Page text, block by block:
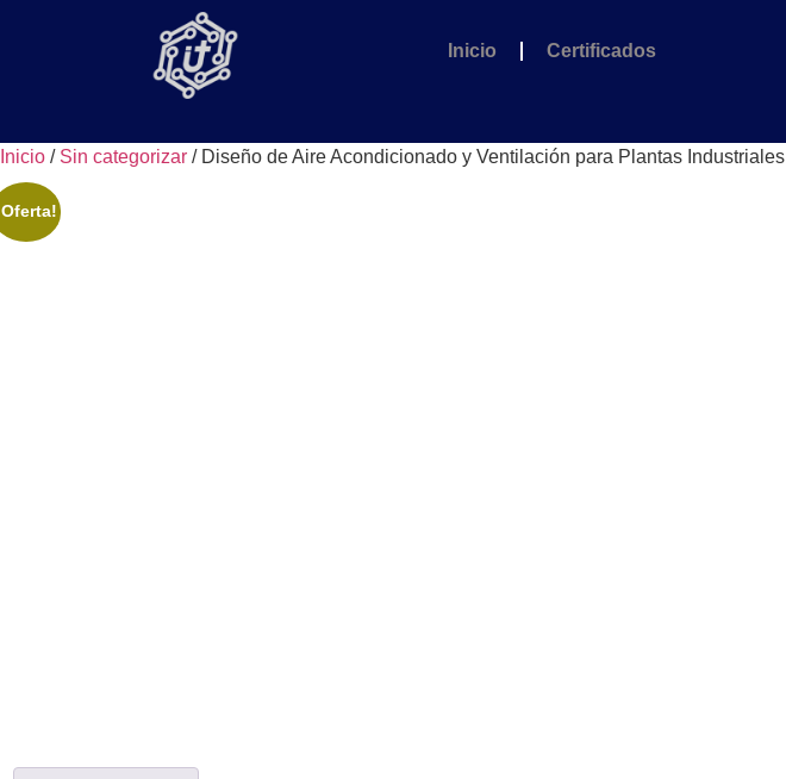
Inicio Certificados
Inicio / Sin categorizar / Diseño de Aire Acondicionado y Ventilación para Plantas Industriales